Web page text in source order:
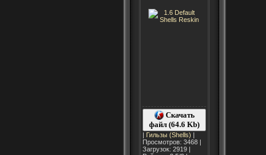
Скачать
файл (64.6 Kb)
| Гильзы (Shells) |
Просмотров: 3468 |
Загрузок: 2919 |